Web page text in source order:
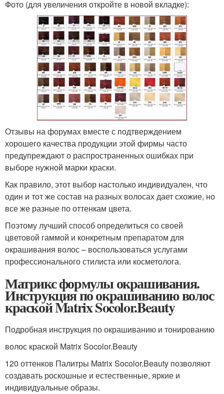
Фото (для увеличения откройте в новой вкладке):
Отзывы на форумах вместе с подтверждением
хорошего качества продукции этой фирмы часто
предупреждают о распространенных ошибках при
выборе нужной марки краски.
Как правило, этот выбор настолько индивидуален, что
один и тот же состав на разных волосах дает схожие, но
все же разные по оттенкам цвета.
Поэтому лучший способ определиться со своей
цветовой гаммой и конкретным препаратом для
окрашивания волос – воспользоваться услугами
профессионального стилиста или косметолога.
Матрикс формулы окрашивания.
Инструкция по окрашиванию волос
краской Matrix Socolor.Beauty
Подробная инструкция по окрашиванию и тонированию
волос краской Matrix Socolor.Beauty
120 оттенков Палитры Matrix Socolor.Beauty позволяют
создавать роскошные и естественные, яркие и
индивидуальные образы.